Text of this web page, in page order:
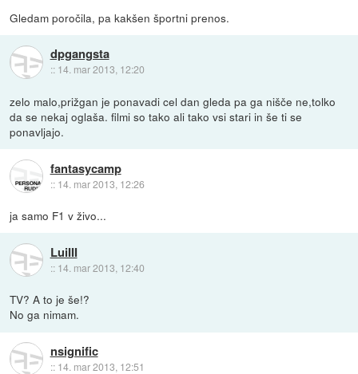
Gledam poročila, pa kakšen športni prenos.
dpgangsta
:: 14. mar 2013, 12:20
zelo malo,prižgan je ponavadi cel dan gleda pa ga nišče ne,tolko
da se nekaj oglaša. filmi so tako ali tako vsi stari in še ti se
ponavljajo.
fantasycamp
:: 14. mar 2013, 12:26
ja samo F1 v živo...
LuiIII
:: 14. mar 2013, 12:40
TV? A to je še!?
No ga nimam.
nsignific
:: 14. mar 2013, 12:51